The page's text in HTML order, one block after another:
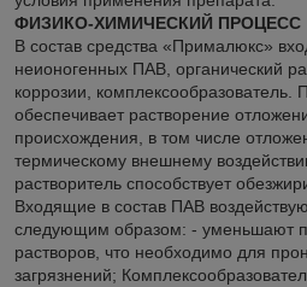
ФИЗИКО-ХИМИЧЕСКИЙ ПРОЦЕСС
В состав средства «Прималюкс»
неионогенных ПАВ, органический
коррозии, комплексообразователь.
обеспечивает растворение
происхождения, в том числе
термическому внешнему
растворитель способствует
Входящие в состав ПАВ
следующим образом: - уменьшают
растворов, что необходимо для
загрязнений;